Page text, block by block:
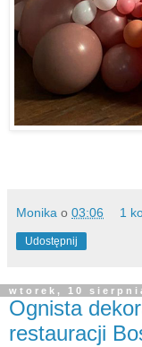
Monika o 03:06 1
Udostępnij
wtorek, 10
Ognista
restauracji